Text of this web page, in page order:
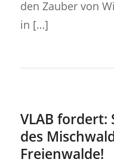
den Zauber von
in […]
VLAB fordert:
des
Freienwalde!